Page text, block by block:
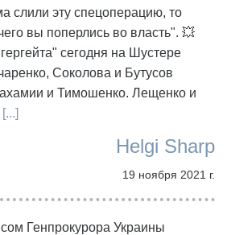
слили эту спецоперацию, то
вы поперлись во власть". 💥
сегодня на Шустере
Соколова и Бутусов
и Тимошенко. Лещенко и
[...]
Helgi Sharp
19 ноября 2021 г.
Генпрокурора Украины